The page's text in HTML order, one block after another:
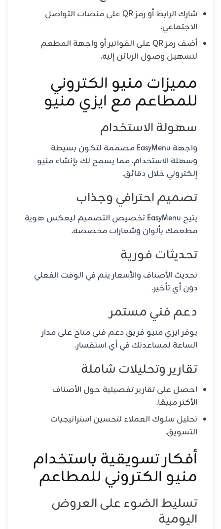
شارك الرابط أو رمز QR على منصات التواصل
الاجتماعي.
أضف رمز QR على الفواتير أو واجهة المطعم
لتسهيل وصول الزبائن إليه.
مميزات منيو الكتروني
للمطاعم مع ايزي منيو
سهولة الاستخدام
واجهة EasyMenu مصممة لتكون بسيطة
وسهلة الاستخدام، مما يسمح لك بإنشاء منيو
إلكتروني خلال دقائق.
تصميم احترافي وجذاب
يتيح EasyMenu تخصيص التصميم ليعكس هوية
مطعمك بألوان وشعارات مخصصة.
تحديثات فورية
تحديث الأصناف والأسعار يتم في الوقت الفعلي
دون أي تأخير.
دعم فني مستمر
يوفر ايزي منيو فريق دعم فني متاح على مدار
الساعة لمساعدتك في أي استفسار.
تقارير وتحليلات شاملة
احصل على تقارير تفصيلية حول الأصناف
الأكثر مبيعًا.
تحليل سلوك العملاء لتحسين استراتيجيات
التسويق.
أفكار تسويقية باستخدام
منيو الكتروني للمطاعم
تسليط الضوء على العروض
اليومية